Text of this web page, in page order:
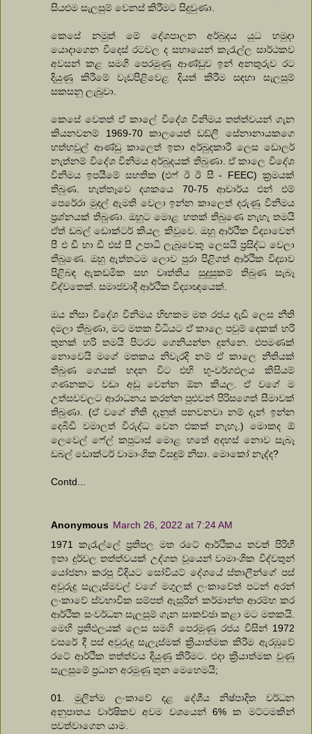
සියළුම සැලසුම් වෙනස් කිරීමට සිදුවුණා.
කෙසේ නමුත් මේ දේශපාලන අර්බුදය යුධ හමුදා
යොදාගෙන විදෙස් රටවල ද සහායෙන් කැරැල්ල සාර්ථකව
අවසන් කළ සමගි පෙරමුණු ආණ්ඩුව ඉන් අනතුරුව රට
දියුණු කිරීමේ වැඩපිළිවෙළ දියත් කිරීම සඳහා සැලසුම්
සකසනු ලැබුවා.
කෙසේ වෙතත් ඒ කාලේ විදේශ විනිමය තත්ත්වයන් ගැන
කියනවනම් 1969-70 කාලයෙත් ඩඩ්ලි සේනානායකගෙ
හත්හවුල් ආණ්ඩු කාලෙත් ඉතා අර්බුදකාරී ලෙස ඩොලර්
නැත්නම් විදේශ විනිමය අර්බුදයක් තිබුණා. ඒ කාලෙ විදේශ
විනිමය ඉපයීමේ සහතික (එෆ් ඊ ඊ සී - FEEC) ක්‍රමයක්
තිබුණ. හැත්තෑවෙ දශකයෙ 70-75 ආචාර්ය එන් එම්
පෙරේරා මුදල් ඇමති වෙලා ඉන්න කාලෙත් දරුණු විනිමය
ප්‍රශ්නයක් තිබුණා. ඔහුට මොළ හතක් තිබුණෙ නැහැ තමයි
ඒත් ඩබල් ඩොක්ටර් කියල කිවුවෙ. ඔහු ආර්ථික විද්‍යාවෙන්
පී එ ඩී හා ඩී එස් සී උපාධි ලැබූවෙකු ලෙසයි ප්‍රසිද්ධ වෙලා
තිබුණෙ. ඔහු ඇත්තටම ලොව පුරා පිළිගත් ආර්ථික විද්‍යාව
පිළිබඳ ඇකඩමික සහ වෘත්තිය සුදුසුකම් තිබුණ සැබෑ
විද්වතෙක්. සමාජවාදී ආර්ථික විද්‍යාඥයෙක්.
ඔය නිසා විදේශ විනිමය හිඟකම මත රජය දැඩි ලෙස නීති
දමලා තිබුණා, මට මතක විධියට ඒ කාලෙ පවුම් දෙකක් හරි
තුනක් හරි තමයි පිටරට ගෙනියන්න දුන්නෙ. එපමණක්
නොවෙයි මගේ මතකය නිවැරදි නම් ඒ කාලෙ නීතියක්
තිබුණ ගෙයක් හදන විට එහි භූ-වර්ගඵලය කිසියම්
ගණනකට වඩා අඩු වෙන්න ඕන කියල. ඒ වගේ ම
උත්සවවලට ආරාධනය කරන්න පුළුවන් පිරිසගෙත් සීමාවක්
තිබුණා. (ඒ වගේ නීති දැනුත් පනවනවා නම් දැන් ඉන්න
දෙබිඩි වමාලත් විරුද්ධ වෙන එකක් නැහැ.) මොකද ඕ
ලෙවෙල් ෆේල් කපුටාස් මොළ හතේ අදහස් නොව සැබෑ
ඩබල් ඩොක්ටර් වාමාංශික විසඳුම් නිසා. මොකෝ නැද්ද?
Contd...
Anonymous March 26, 2022 at 7:24 AM
1971 කැරැල්ලේ ප්‍රතිපල මත රටේ ආර්ථිකය තවත් පිරිහී
ඉතා දුර්වල තත්ත්වයක් උද්ගත වූයෙන් වාමාංශික විද්වතුන්
යෝජනා කරපු විදියට සෝවියට් දේශයේ ස්තාලීන්ගේ පස්
අවුරුදු සැලැස්මවල් වගේ මගුලක් ලංකාවේත් පටන් අරන්
ලංකාවේ ස්වභාවික සම්පත් ඇසුරින් කර්මාන්ත ආරම්භ කර
ආර්ථික සංවර්ධන සැලසුම් ගැන සාකච්ඡා කළා මට මතකයි.
මෙහි ප්‍රතිඵලයක් ලෙස සමගි පෙරමුණු රජය විසින් 1972
වසරේ දී පස් අවුරුදු සැලැස්මක් ක්‍රියාත්මක කිරීම ඇරඹුවේ
රටේ ආර්ථික තත්ත්වය දියුණු කිරීමට. එදා ක්‍රියාත්මක වුණු
සැලසුමේ ප්‍රධාන අරමුණු තුන මෙහෙමයි;
01. මුලින්ම ලංකාවේ දළ දේශීය නිෂ්පාදිත වර්ධන
අනුපාතය වාර්ෂිකව අවම වශයෙන් 6% ක මට්ටමකින්
පවත්වාගෙන යාම.